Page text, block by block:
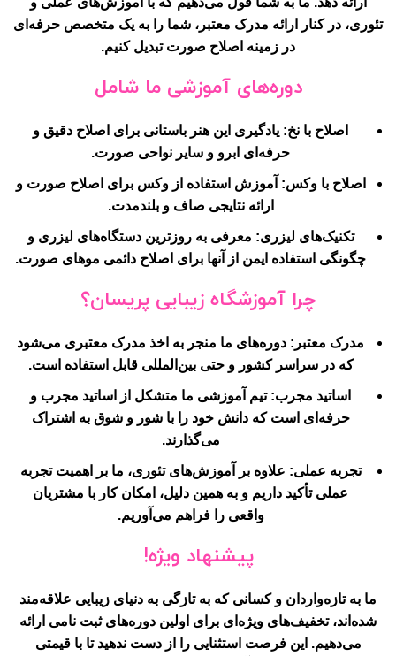
تئوری، در کنار ارائه مدرک معتبر، شما را به یک متخصص حرفه‌ای
در زمینه اصلاح صورت تبدیل کنیم.
دوره‌های آموزشی ما شامل
اصلاح با نخ: یادگیری این هنر باستانی برای اصلاح دقیق و
حرفه‌ای ابرو و سایر نواحی صورت.
اصلاح با وکس: آموزش استفاده از وکس برای اصلاح صورت و
ارائه نتایجی صاف و بلندمدت.
تکنیک‌های لیزری: معرفی به روزترین دستگاه‌های لیزری و
چگونگی استفاده ایمن از آنها برای اصلاح دائمی موهای صورت.
چرا آموزشگاه زیبایی پریسان؟
مدرک معتبر : دوره‌های ما منجر به اخذ مدرک معتبری می‌شود
که در سراسر کشور و حتی بین‌المللی قابل استفاده است.
اساتید مجرب: تیم آموزشی ما متشکل از اساتید مجرب و
حرفه‌ای است که دانش خود را با شور و شوق به اشتراک
می‌گذارند.
تجربه عملی: علاوه بر آموزش‌های تئوری، ما بر اهمیت تجربه
عملی تأکید داریم و به همین دلیل، امکان کار با مشتریان
واقعی را فراهم می‌آوریم.
پیشنهاد ویژه!
ما به تازه‌واردان و کسانی که به تازگی به دنیای زیبایی علاقه‌مند
شده‌اند، تخفیف‌های ویژه‌ای برای اولین دوره‌های ثبت نامی ارائه
می‌دهیم. این فرصت استثنایی را از دست ندهید تا با قیمتی